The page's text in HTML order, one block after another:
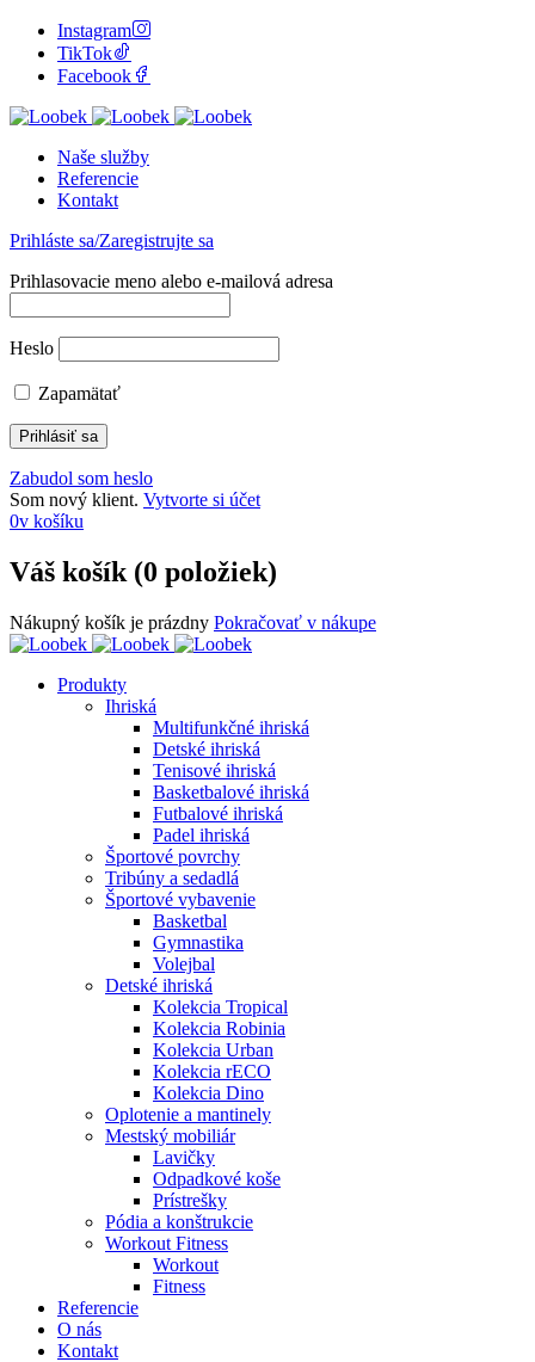
Instagram
TikTok
Facebook
Naše služby
Referencie
Kontakt
Prihláste sa/Zaregistrujte sa
Prihlasovacie meno alebo e-mailová adresa
Heslo
Zapamätať
Zabudol som heslo
Som nový klient. Vytvorte si účet
0v košíku
Váš košík (0 položiek)
Nákupný košík je prázdny Pokračovať v nákupe
Produkty
Ihriská
Multifunkčné ihriská
Detské ihriská
Tenisové ihriská
Basketbalové ihriská
Futbalové ihriská
Padel ihriská
Športové povrchy
Tribúny a sedadlá
Športové vybavenie
Basketbal
Gymnastika
Volejbal
Detské ihriská
Kolekcia Tropical
Kolekcia Robinia
Kolekcia Urban
Kolekcia rECO
Kolekcia Dino
Oplotenie a mantinely
Mestský mobiliár
Lavičky
Odpadkové koše
Prístrešky
Pódia a konštrukcie
Workout Fitness
Workout
Fitness
Referencie
O nás
Kontakt